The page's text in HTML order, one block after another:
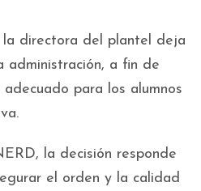
directora del plantel deja
a fin de
para los alumnos
la decisión responde
el orden y la calidad